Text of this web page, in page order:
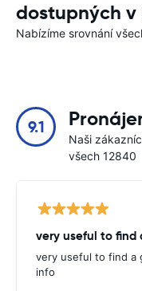
dostupných v
Nabízíme srovnání
9.1
Naši
všech 12840
very useful to find
very useful to find a
info